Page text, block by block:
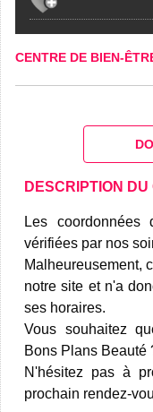
CENTRE DE BIEN-
DESCRIPTION
Les
vérifiées par nos
Malheureusement,
notre site et n'a
ses horaires.
Vous souhaitez
Bons Plans Beauté
N'hésitez pas à
prochain rendez-